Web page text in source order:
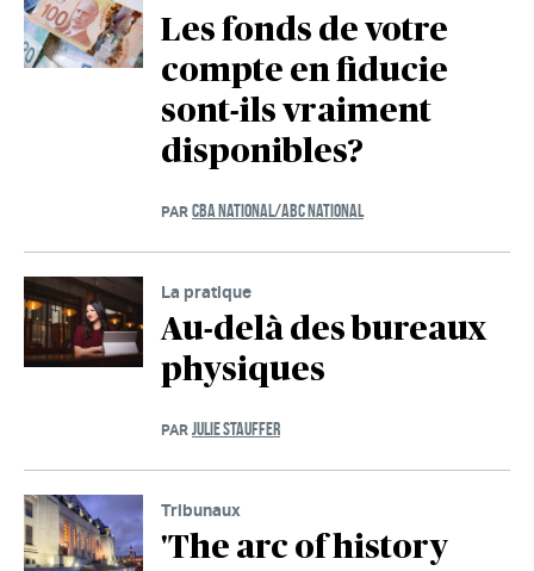
Les fonds de votre
compte en fiducie
sont-ils vraiment
disponibles?
PAR CBA NATIONAL/ABC NATIONAL
La pratique
Au-delà des bureaux
physiques
PAR JULIE STAUFFER
Tribunaux
'The arc of history